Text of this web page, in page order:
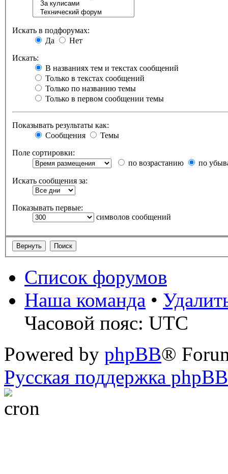
Искать в подфорумах:
Да
Нет
Искать:
В названиях тем и текстах сообщений
Только в текстах сообщений
Только по названию темы
Только в первом сообщении темы
Показывать результаты как:
Сообщения
Темы
Поле сортировки:
по возрастанию
по
Искать сообщения за:
Показывать первые:
символов сообщений
Список форумов
Наша команда •
Часовой пояс: UTC
Powered by phpBB®
Русская поддержка phpBB